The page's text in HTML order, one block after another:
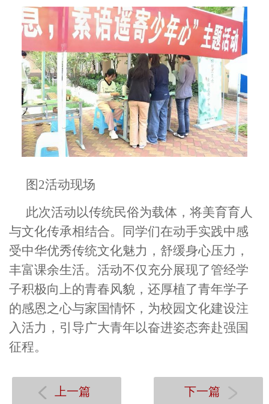
图2活动现场
此次活动以传统民俗为载体，将美育育人
与文化传承相结合。同学们在动手实践中感
受中华优秀传统文化魅力，舒缓身心压力，
丰富课余生活。活动不仅充分展现了管经学
子积极向上的青春风貌，还厚植了青年学子
的感恩之心与家国情怀 ，为校园文化建设注
入活力，引导广大青年以奋进姿态奔赴强国
征程。
上一篇 下一篇